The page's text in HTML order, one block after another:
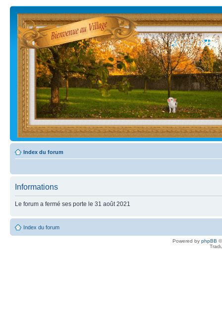
Index du forum
Informations
Le forum a fermé ses porte le 31 août 2021
Index du forum
Powered by phpBB